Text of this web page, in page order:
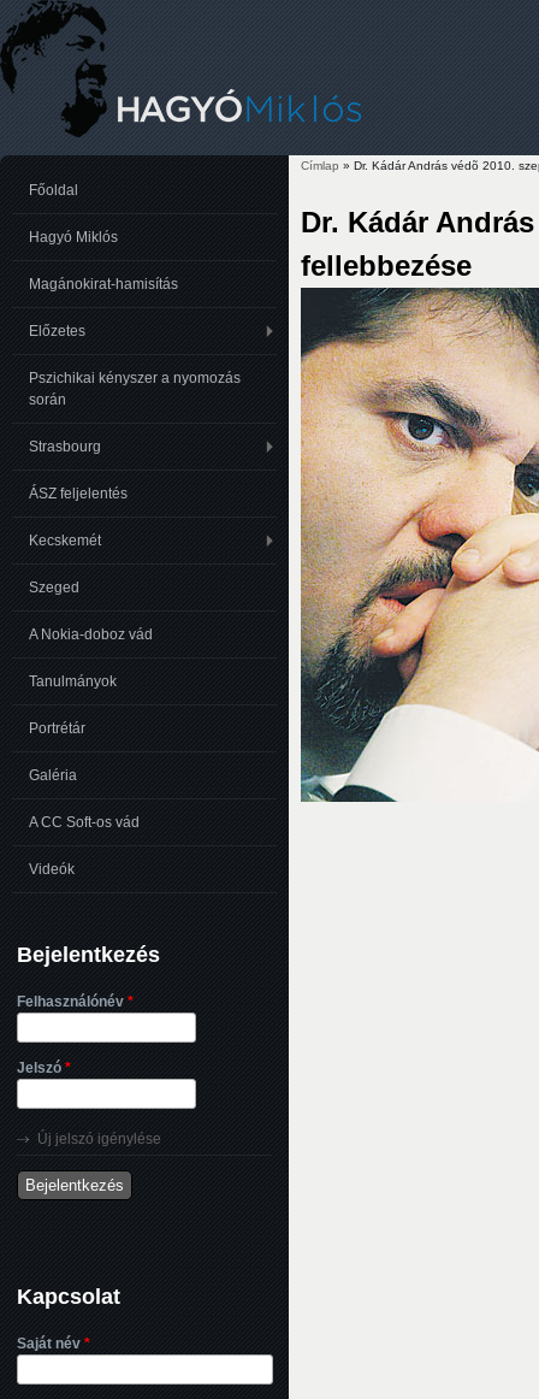
Címlap » Dr. Kádár András védõ 2010.
Dr. Kádár
fellebbezése
Főoldal
Hagyó Miklós
Magánokirat-hamisítás
Előzetes
Pszichikai kényszer a nyomozás
során
Strasbourg
ÁSZ feljelentés
Kecskemét
Szeged
A Nokia-doboz vád
Tanulmányok
Portrétár
Galéria
A CC Soft-os vád
Videók
Bejelentkezés
Felhasználónév *
Jelszó *
Új jelszó igénylése
Kapcsolat
Saját név *